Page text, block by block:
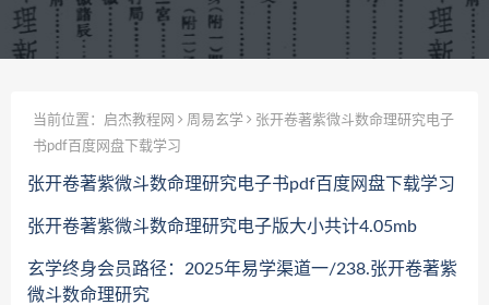
当前位置： 启杰教程网 周易玄学
张开卷著紫微斗数命理研究电子
书pdf百度网盘下载学习
张开卷著紫微斗数命理研究电子书pdf百度网盘下载学习
张开卷著紫微斗数命理研究电子版大小共计4.05mb
玄学终身会员路径：2025年易学渠道一/238.张开卷著紫
微斗数命理研究